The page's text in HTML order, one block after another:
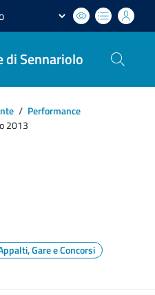
di Sennariolo
/ Performance
2013
Gare e Concorsi